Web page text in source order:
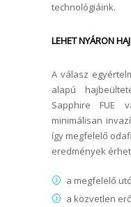
technológiáink.
LEHET NYÁRON
A válasz
alapú
Sapphire FUE
minimálisan
így megfelelő
eredmények
a megfelelő
a közvetlen